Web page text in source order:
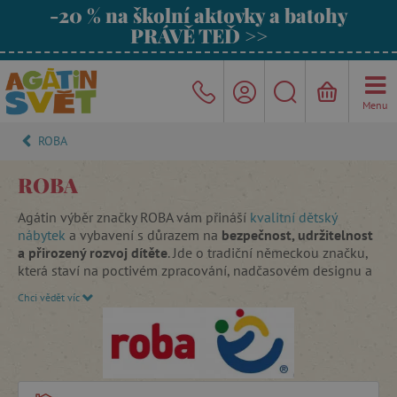
-20 % na školní aktovky a batohy
PRÁVĚ TEĎ >>
Menu
ROBA
ROBA
Agátin výběr značky ROBA vám přináší kvalitní dětský
nábytek a vybavení s důrazem na bezpečnost, udržitelnost
a přirozený rozvoj dítěte. Jde o tradiční německou značku,
která staví na poctivém zpracování, nadčasovém designu a
Značka je silně inspirovaná
Montessori přístupem
podporuje samostatnost dítěte, přirozený pohyb a možnost
aktivně objevovat svět vlastním tempem. Nábytek i
vybavení jsou navržené tak, aby dětem umožňovaly „dělat
Chci vědět víc